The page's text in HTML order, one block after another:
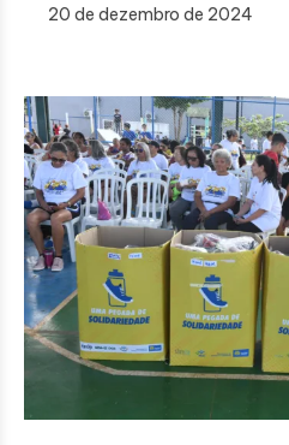
20 de dezembro de 2024